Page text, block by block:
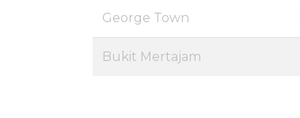
George Town
Bukit Mertajam